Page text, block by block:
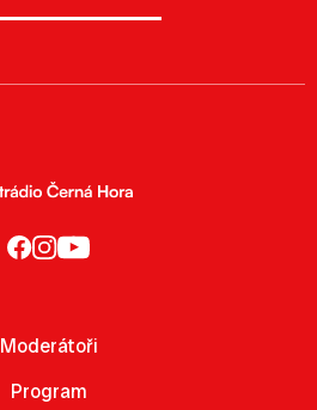
Moderátoři
Program